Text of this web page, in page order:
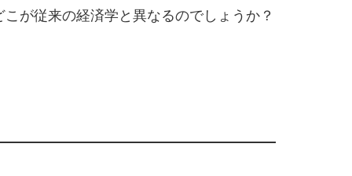
が従来の経済学と異なるのでしょうか？